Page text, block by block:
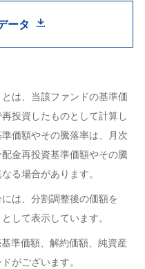
ータ
は、当該ファンドの基準価
投資したものとして計算し
価額やその騰落率は、月次
金再投資基準価額やその騰
る場合があります。
は、分割調整後の価額を
して表示しています。
準価額、解約価額、純資産
がございます。